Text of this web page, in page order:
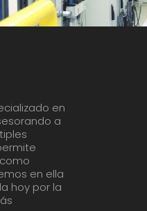
en
a
en ella
hoy por la